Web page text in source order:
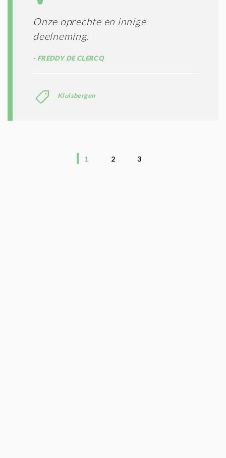
Onze oprechte en innige
deelneming.
FREDDY DE CLERCQ
Kluisbergen
1 2 3